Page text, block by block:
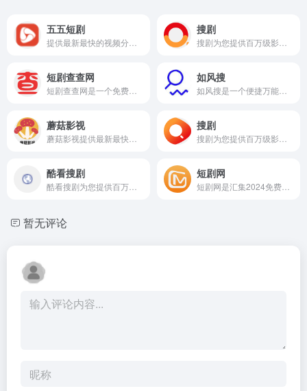
五五短剧 搜剧
短剧查查网 如风搜
蘑菇影视 搜剧
酷看搜剧 短剧网
暂无评论